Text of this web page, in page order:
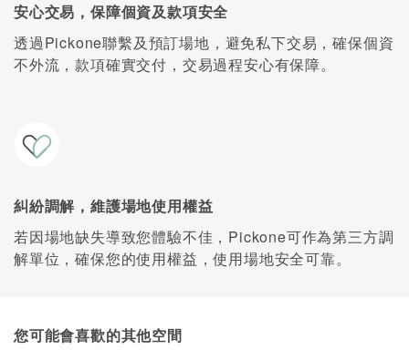
安心交易，保障個資及款項安全
透過Pickone聯繫及預訂場地，避免私下交易，確保個資
不外流，款項確實交付，交易過程安心有保障。
糾紛調解，維護場地使用權益
若因場地缺失導致您體驗不佳，Pickone可作為第三方調
解單位，確保您的使用權益，使用場地安全可靠。
您可能會喜歡的其他空間